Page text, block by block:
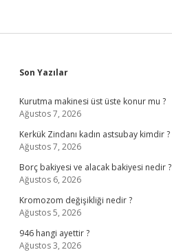
Sidebar
Son Yazılar
Kurutma makinesi üst üste konur mu ?
Ağustos 7, 2026
Kerkük Zindanı kadın astsubay kimdir ?
Ağustos 7, 2026
Borç bakiyesi ve alacak bakiyesi nedir ?
Ağustos 6, 2026
Kromozom değişikliği nedir ?
Ağustos 5, 2026
946 hangi ayettir ?
Ağustos 3, 2026